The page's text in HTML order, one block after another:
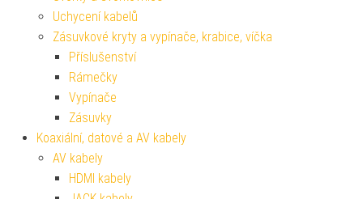
Uchycení kabelů
Zásuvkové kryty a vypínače, krabice, víčka
Příslušenství
Rámečky
Vypínače
Zásuvky
Koaxiální, datové a AV kabely
AV kabely
HDMI kabely